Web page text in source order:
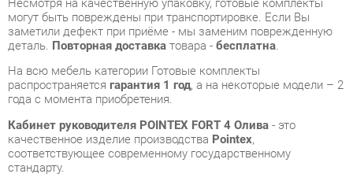
На всю мебель категории Готовые комплекты
распространяетсягарантия 1 год, а на некоторые модели – 2
года с момента приобретения.
Кабинет руководителя POINTEX FORT 4 Олива
качественное изделие производстваPointex,
соответствующее современному государственному
стандарту.
Надеемся, вы останетесь довольны вашим приобретением, и
будем рады, если вы оставите отзыв об опыте его
использования, который поможет сориентироваться нашим
будущим покупателям.